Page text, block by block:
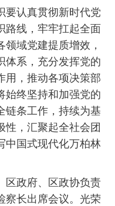
认真贯彻新时代党
路线，牢牢扛起全面
域党建提质增效，
体系，充分发挥党的
用，推动各项决策部
始终坚持和加强党的
链条工作，持续为基
性，汇聚起全社会团
中国式现代化万柏林
政府、区政协负责
察长出席会议。光荣